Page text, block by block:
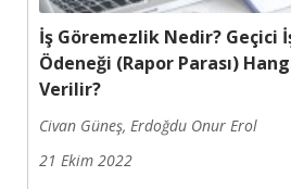
İş Göremezlik Nedir? Geçici
Ödeneği (Rapor Parası)
Verilir?
Civan Güneş, Erdoğdu Onur Erol
21 Ekim 2022